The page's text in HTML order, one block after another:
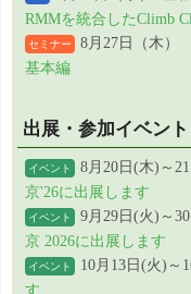
RMMを統合したClimb
セミナー 8月27日（木）
基本編
出展・参加イベント
イベント 8月20日(木)～
京'26に出展します
イベント 9月29日(火)～
京 2026に出展します
イベント 10月13日(火)～
す